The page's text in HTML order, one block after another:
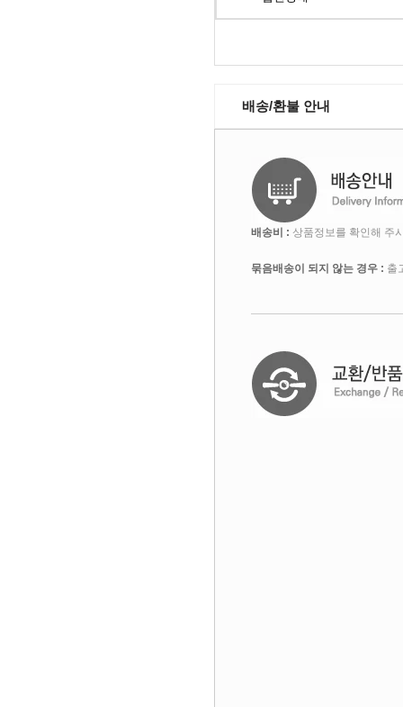
배송/환불 안내
배송비 : 상품정보를 확인해 주
묶음배송이 되지 않는 경우 : 출